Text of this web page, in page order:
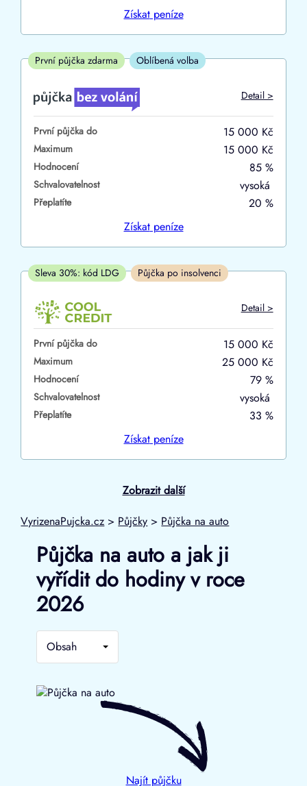
ano
ne
V exekuci
ano
ne
Po insolvenci
ano
ne
V hotovosti
ano
Získatpeníze
První půjčka zdarma Oblíbená volba
Detail >
První půjčka do 15 000 Kč
Maximum 15 000 Kč
Hodnocení 85 %
Schvalovatelnost vysoká
Přeplatíte
20 %
Získatpeníze
Sleva 30%: kód LDG Půjčka po insolvenci
Detail >
První půjčka do 15 000 Kč
Maximum 25 000 Kč
Hodnocení 79 %
Schvalovatelnost vysoká
Přeplatíte
33 %
Získatpeníze
Zobrazit další
VyrizenaPujcka.cz > Půjčky > Půjčka na auto
Půjčka na auto a jak ji
vyřídit do hodiny v roce
2026
Obsah
Najít půjčku